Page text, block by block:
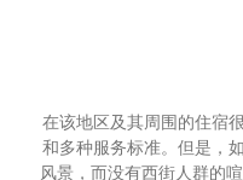
在该地区及其周围的住宿
和多种服务标准。但是，
风景，而没有西街人群的